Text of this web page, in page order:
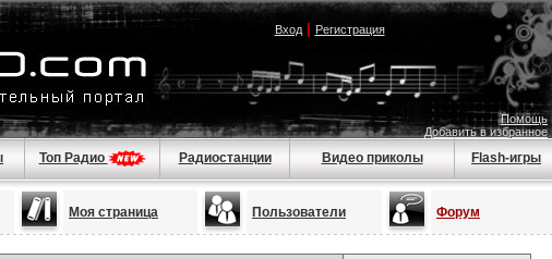
Вход| Регистрация
Помощь
Добавить в избранное
Топ Радио Радиостанции Видео приколы Flash-игры
Моя страница Пользователи Форум